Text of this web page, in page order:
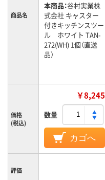
商品名
本商品：谷村実業株
式会社 キャスター
付きキッチンスツー
ル ホワイト TAN-
272(WH) 1個（直送
品）
価格
(税込)
￥8,245
数量
カゴへ
評価